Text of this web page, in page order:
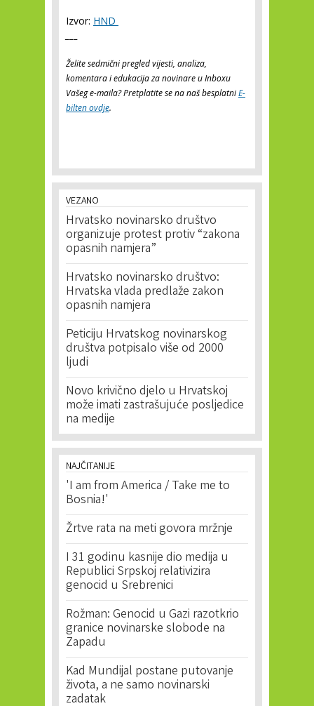
Izvor: HND
Želite sedmični pregled vijesti, analiza,
komentara i edukacija za novinare u Inboxu
Vašeg e-maila? Pretplatite se na naš besplatniE-
bilten ovdje.
VEZANO
Hrvatsko novinarsko društvo
organizuje protest protiv “zakona
opasnih namjera”
Hrvatsko novinarsko društvo:
Hrvatska vlada predlaže zakon
opasnih namjera
Peticiju Hrvatskog novinarskog
društva potpisalo više od 2000
ljudi
Novo krivično djelo u Hrvatskoj
može imati zastrašujuće posljedice
na medije
NAJČITANIJE
'I am from America / Take me to
Bosnia!'
Žrtve rata na meti govora mržnje
I 31 godinu kasnije dio medija u
Republici Srpskoj relativizira
genocid u Srebrenici
Rožman: Genocid u Gazi razotkrio
granice novinarske slobode na
Zapadu
Kad Mundijal postane putovanje
života, a ne samo novinarski
zadatak